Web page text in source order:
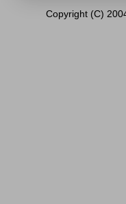
Copyright (C)